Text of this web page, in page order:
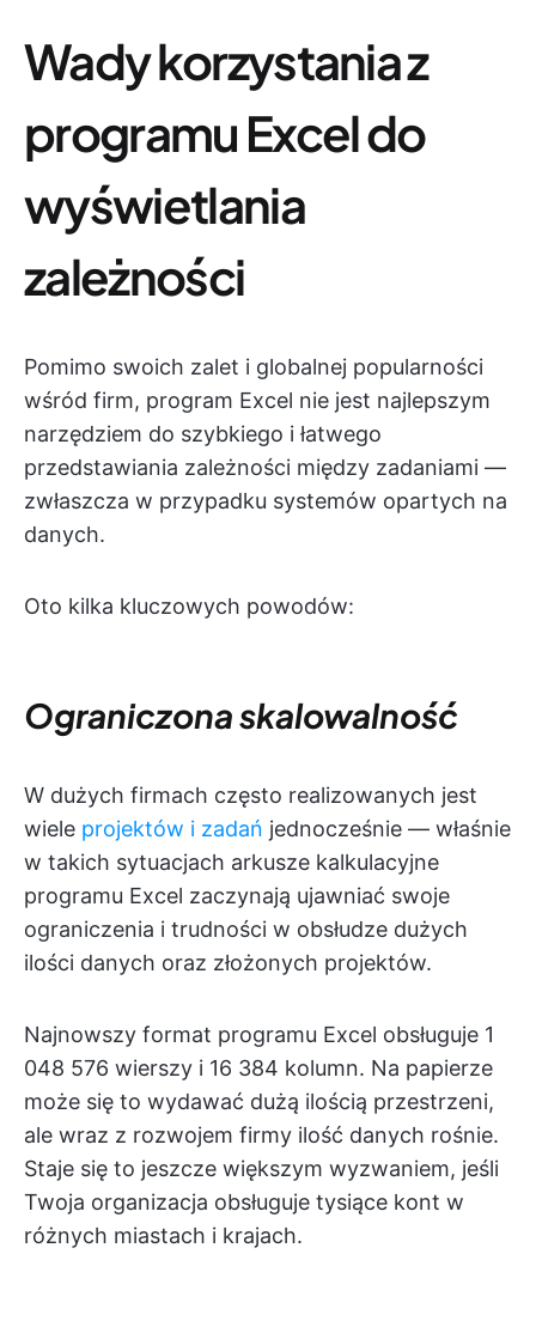
Wady korzystania z
programu Excel do
wyświetlania
zależności
Pomimo swoich zalet i globalnej popularności
wśród firm, program Excel nie jest najlepszym
narzędziem do szybkiego i łatwego
przedstawiania zależności między zadaniami —
zwłaszcza w przypadku systemów opartych na
danych.
Oto kilka kluczowych powodów:
Ograniczona skalowalność
W dużych firmach często realizowanych jest
wiele projektów i zadań jednocześnie — właśnie
w takich sytuacjach arkusze kalkulacyjne
programu Excel zaczynają ujawniać swoje
ograniczenia i trudności w obsłudze dużych
ilości danych oraz złożonych projektów.
Najnowszy format programu Excel obsługuje 1
048 576 wierszy i 16 384 kolumn. Na papierze
może się to wydawać dużą ilością przestrzeni,
ale wraz z rozwojem firmy ilość danych rośnie.
Staje się to jeszcze większym wyzwaniem, jeśli
Twoja organizacja obsługuje tysiące kont w
różnych miastach i krajach.